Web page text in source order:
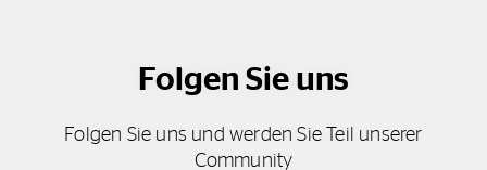
Folgen Sie uns
Folgen Sie uns und werden Sie Teil unserer
Community